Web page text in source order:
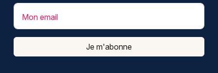
Mon email
Je m'abonne